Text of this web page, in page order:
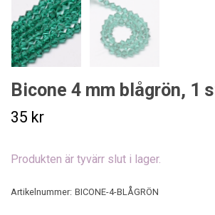
Bicone 4 mm blågrön, 1
35 kr
Produkten är tyvärr slut i lager.
Artikelnummer: BICONE-4-BLÅGRÖN